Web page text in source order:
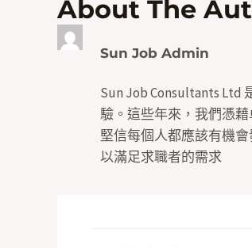
About The
Sun Job Admin
Sun Job Consultants Ltd
驗。這些年來，我們憑
堅信每個人都應該有機
以滿足求職者的需求